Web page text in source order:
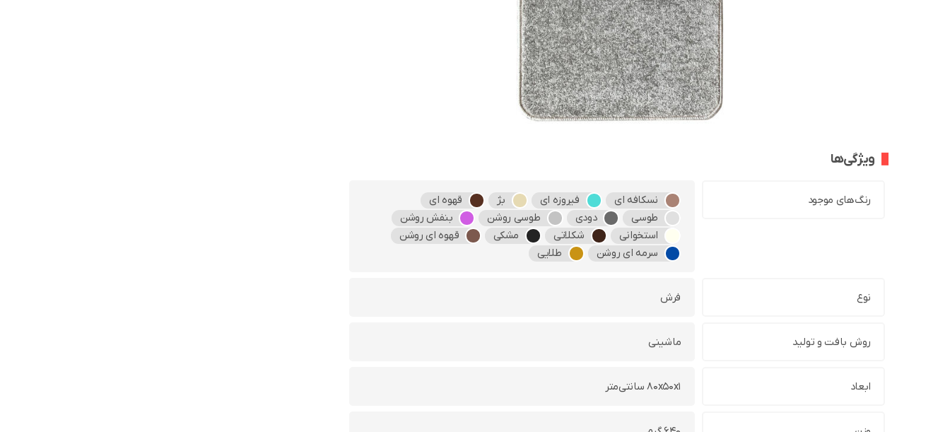
ویژگی‌ها
رنگ‌های موجود نسکافه ای فیروزه ای بژ
قهوه ای
طوسی
دودی طوسی روشن
بنفش روشن
استخوانی
شکلاتی مشکی
قهوه ای روشن
سرمه ای روشن
طلایی
نوع فرش
روش بافت و تولید ماشینی
ابعاد 80x50x1 سانتی‌متر